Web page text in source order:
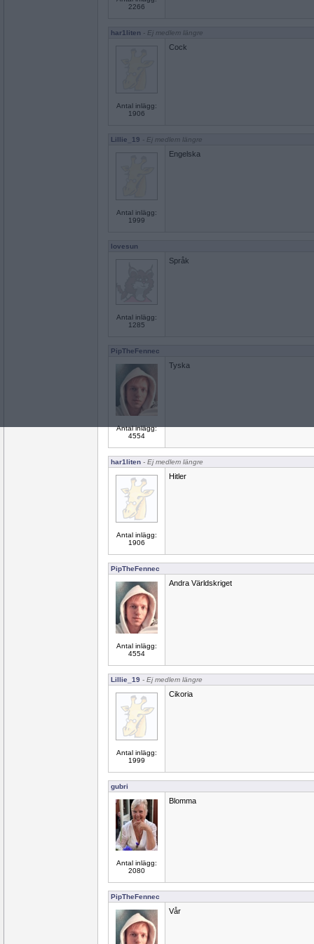
2266
har1liten - Ej medlem längre
Antal inlägg:
1906
Cock
Lillie_19 - Ej medlem längre
Antal inlägg:
1999
Engelska
lovesun
Antal inlägg:
1285
Språk
PipTheFennec
Antal inlägg:
4554
Tyska
har1liten - Ej medlem längre
Antal inlägg:
1906
Hitler
PipTheFennec
Antal inlägg:
4554
Andra Världskriget
Lillie_19 - Ej medlem längre
Antal inlägg:
1999
Cikoria
gubri
Antal inlägg:
2080
Blomma
PipTheFennec
Vår